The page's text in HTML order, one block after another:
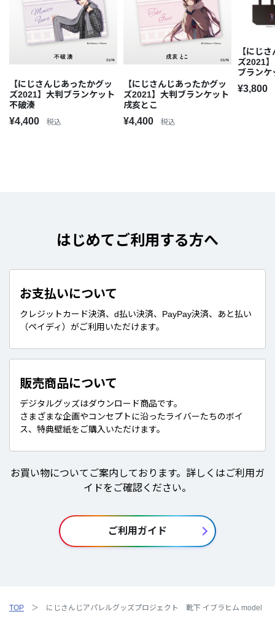
【にじさんじあったかグッ
ズ2021】大判ブランケット
不破湊
¥4,400 税込
【にじさんじあったかグッ
ズ2021】大判ブランケット
戌亥とこ
¥4,400 税込
【にじ
ズ2021
ブランケ
¥3,800
はじめてご利用する方へ
お支払いについて
クレジットカード決済、d払い決済、PayPay決済、あと払い
（ペイディ）がご利用いただけます。
販売商品について
デジタルグッズはダウンロード商品です。
さまざまな企画やコンセプトに沿ったライバーたちのボイ
ス、特典壁紙をご購入いただけます。
お買い物についてご案内しております。詳しくはご利用ガ
イドをご確認ください。
ご利用ガイド
TOP にじさんじアパレルグッズプロジェクト 靴下 イブラヒム model